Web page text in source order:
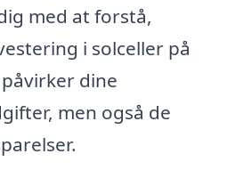
med at forstå,
i solceller på
dine
men også de